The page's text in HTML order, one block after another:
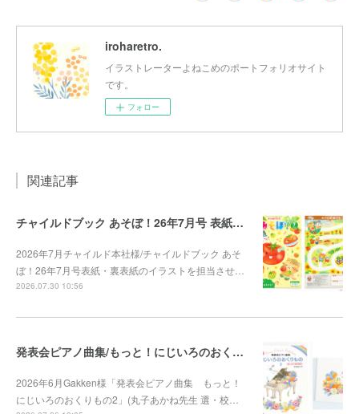
iroharetro.
イラストレーターよねこめのポートフォリオサイト
です。
フォロー
関連記事
チャイルドブック あそぼ！26年7月号 表紙・裏表紙
2026年7月チャイルド本社様/チャイルドブック あそ
ぼ！26年7月号表紙・裏表紙のイラストを担当させ…
2026.07.30 10:56
発表会ピアノ曲集/もっと！にじいろのおくりもの2
2026年6月Gakken様「発表会ピアノ曲集 もっと！
にじいろのおくりもの2」(丸子あかね先生 選・校…